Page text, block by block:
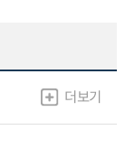
더보기